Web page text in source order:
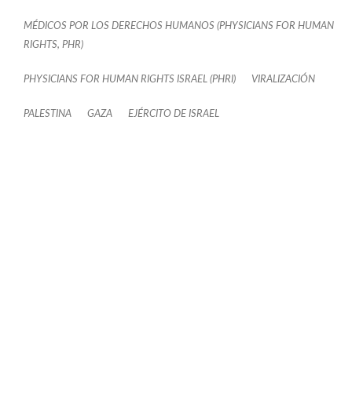
MÉDICOS POR LOS DERECHOS HUMANOS (PHYSICIANS FOR HUMAN
RIGHTS, PHR)
PHYSICIANS FOR HUMAN RIGHTS ISRAEL (PHRI) VIRALIZACIÓN
PALESTINA GAZA EJÉRCITO DE ISRAEL